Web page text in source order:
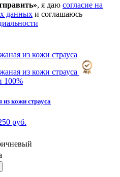
, я даю согласие на
данных и соглашаюсь
100%
кожи страуса
руб.